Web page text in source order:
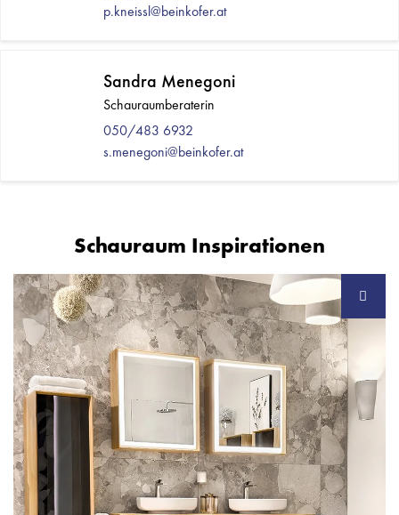
p.kneissl@beinkofer.at
Sandra Menegoni
Schauraumberaterin
050/483 6932
s.menegoni@beinkofer.at
Schauraum Inspirationen